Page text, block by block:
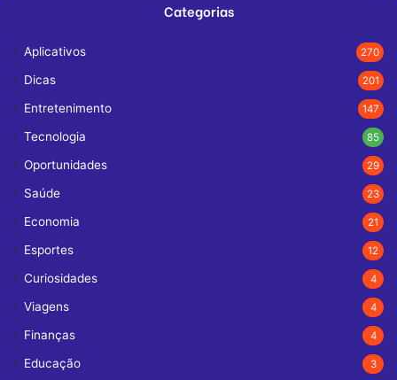
Categorias
Aplicativos 270
Dicas 201
Entretenimento 147
Tecnologia 85
Oportunidades 29
Saúde 23
Economia 21
Esportes 12
Curiosidades 4
Viagens 4
Finanças 4
Educação 3